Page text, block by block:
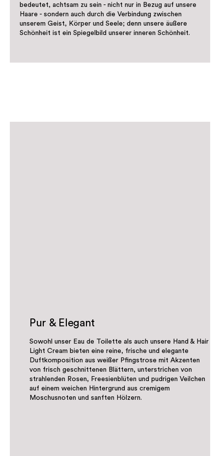
bedeutet, achtsam zu sein - nicht nur in Bezug auf unsere
Haare - sondern auch durch die Verbindung zwischen
unserem Geist, Körper und Seele; denn unsere äußere
Schönheit ist ein Spiegelbild unserer inneren Schönheit.
Pur & Elegant
Sowohl unser Eau de Toilette als auch unsere Hand & Hair
Light Cream bieten eine reine, frische und elegante
Duftkomposition aus weißer Pfingstrose mit Akzenten
von frisch geschnittenen Blättern, unterstrichen von
strahlenden Rosen, Freesienblüten und pudrigen Veilchen
auf einem weichen Hintergrund aus cremigem
Moschusnoten und sanften Hölzern.